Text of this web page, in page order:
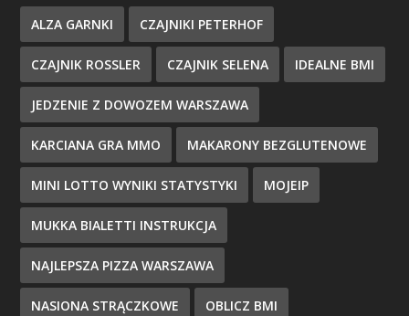
ALZA GARNKI CZAJNIKI PETERHOF
CZAJNIK ROSSLER CZAJNIK SELENA IDEALNE BMI
JEDZENIE Z DOWOZEM WARSZAWA
KARCIANA GRA MMO MAKARONY BEZGLUTENOWE
MINI LOTTO WYNIKI STATYSTYKI MOJEIP
MUKKA BIALETTI INSTRUKCJA
NAJLEPSZA PIZZA WARSZAWA
NASIONA STRĄCZKOWE OBLICZ BMI